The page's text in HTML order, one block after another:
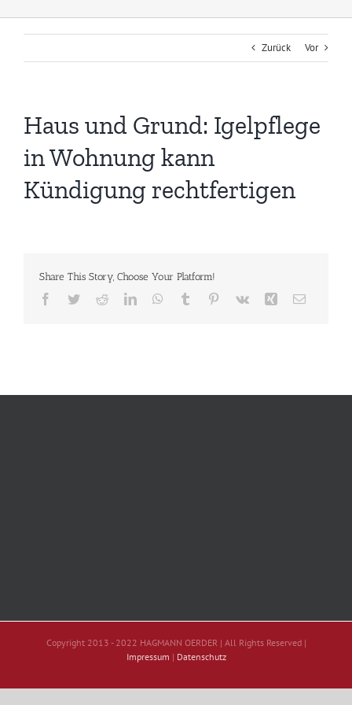
Zurück Vor
Haus und Grund: Igelpflege
in Wohnung kann
Kündigung rechtfertigen
Share This Story, Choose Your Platform!
Facebook
TwitterRedditLinkedInWhatsApp
Tumblr Pinterest
Vk Xing E-
Copyright 2013 - 2022 HAGMANN OERDER | All Rights Reserved |
Impressum | Datenschutz